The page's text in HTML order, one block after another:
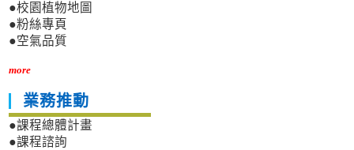
●校園植物地圖
●粉絲專頁
●空氣品質
more
業務推動
●課程總體計畫
●課程諮詢